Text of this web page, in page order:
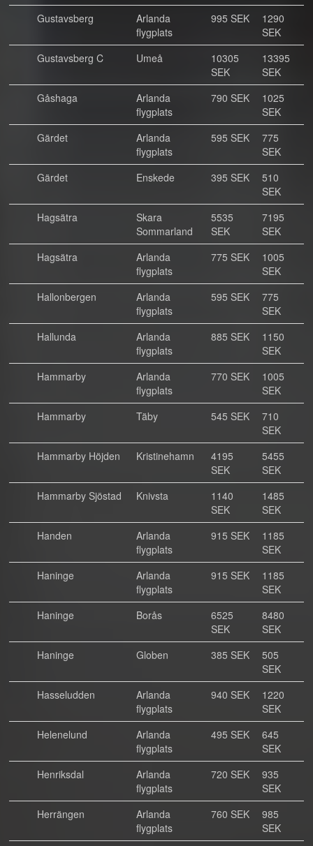
Gustavsberg
Arlanda
flygplats
995 SEK
1290
SEK
Gustavsberg C
Umeå
10305
SEK
13395
SEK
Gåshaga
Arlanda
flygplats
790 SEK
1025
SEK
Gärdet
Arlanda
flygplats
595 SEK
775
SEK
Gärdet
Enskede 395 SEK
510
SEK
Hagsätra
Skara
Sommarland
5535
SEK
7195
SEK
Hagsätra
Arlanda
flygplats
775 SEK
1005
SEK
Hallonbergen
Arlanda
flygplats
595 SEK
775
SEK
Hallunda
Arlanda
flygplats
885 SEK
1150
SEK
Hammarby
Arlanda
flygplats
770 SEK
1005
SEK
Hammarby
Täby 545 SEK
710
SEK
Hammarby Höjden
Kristinehamn
4195
SEK
5455
SEK
Hammarby Sjöstad
Knivsta
1140
SEK
1485
SEK
Handen
Arlanda
flygplats
915 SEK
1185
SEK
Haninge
Arlanda
flygplats
915 SEK
1185
SEK
Haninge
Borås
6525
SEK
8480
SEK
Haninge
Globen 385 SEK
505
SEK
Hasseludden
Arlanda
flygplats
940 SEK
1220
SEK
Helenelund
Arlanda
flygplats
495 SEK
645
SEK
Henriksdal
Arlanda
flygplats
720 SEK
935
SEK
Herrängen
Arlanda
flygplats
760 SEK
985
SEK